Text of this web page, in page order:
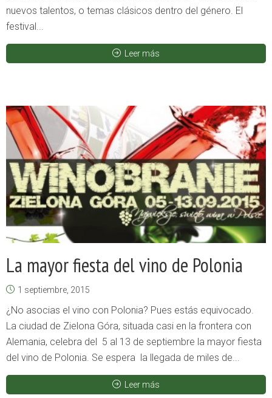
nuevos talentos, o temas clásicos dentro del género. El
festival...
Leer más
La mayor fiesta del vino de Polonia
1 septiembre, 2015
¿No asocias el vino con Polonia? Pues estás equivocado.
La ciudad de Zielona Góra, situada casi en la frontera con
Alemania, celebra del 5 al 13 de septiembre la mayor fiesta
del vino de Polonia. Se espera la llegada de miles de...
Leer más